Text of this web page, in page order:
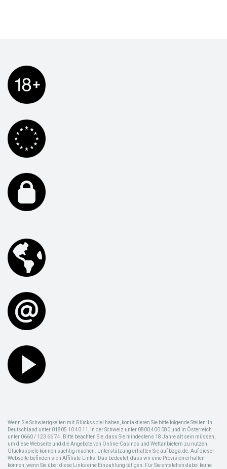
Wenn Sie Schwierigkeiten mit Glücksspiel haben, kontaktieren Sie bitte folgende Stellen: In
Deutschland unter 01805 10 40 11, in der Schweiz unter 0800 400 080 und in Österreich
unter 0660 / 123 66 74. Bitte beachten Sie, dass Sie mindestens 18 Jahre alt sein müssen,
um diese Webseite und die Angebote von Online-Casinos und Wettanbietern zu nutzen.
Glücksspiele können süchtig machen. Unterstützung erhalten Sie auf bzga.de. Auf dieser
Webseite befinden sich Affiliate-Links. Das bedeutet, dass wir eine Provision erhalten
können, wenn Sie über diese Links eine Einzahlung tätigen. Für Sie entstehen dabei keine